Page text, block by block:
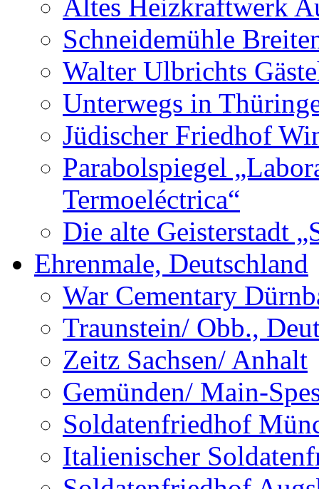
Altes Heizkraftwerk
Schneidemühle
Walter Ulbrichts
Unterwegs in
Jüdischer Friedhof
Parabolspiegel
Termoeléctrica“
Die alte Geisterstadt
Ehrenmale, Deutschland
War Cementary
Traunstein/ Obb.,
Zeitz Sachsen/ Anhalt
Gemünden/ Main-
Soldatenfriedhof
Italienischer